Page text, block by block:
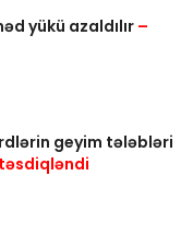
yükü azaldılır –
geyim tələbləri